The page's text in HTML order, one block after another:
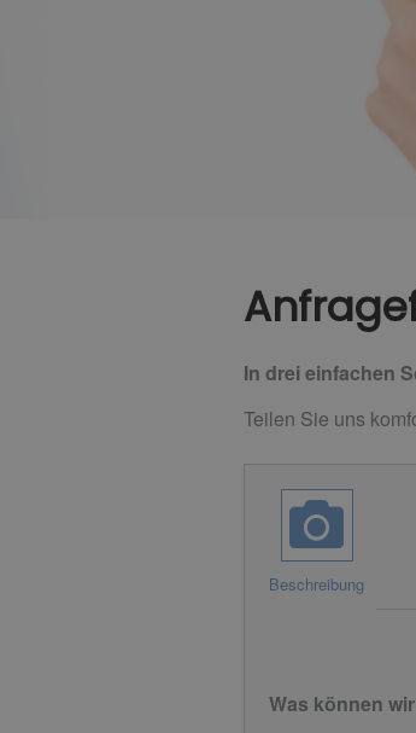
In drei einfachen
Teilen Sie uns
Beschreibung
Was können